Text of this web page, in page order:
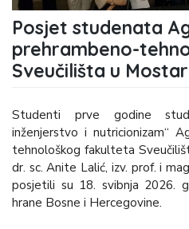
Posjet studenata
prehrambeno-
Sveučilišta u
Studenti prve godine
inženjerstvo i nutricionizam“
tehnološkog fakulteta
dr. sc. Anite Lalić, izv. prof. i
posjetili su 18. svibnja 2026.
hrane Bosne i Hercegovine.